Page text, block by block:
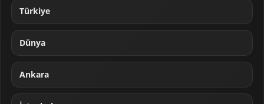
Türkiye
Dünya
Ankara